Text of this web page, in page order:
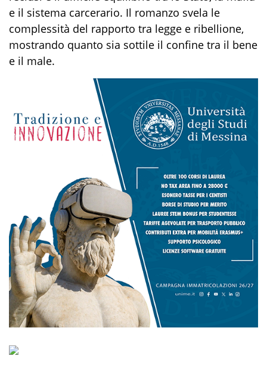
e il sistema carcerario. Il romanzo svela le
complessità del rapporto tra legge e ribellione,
mostrando quanto sia sottile il confine tra il bene
e il male.